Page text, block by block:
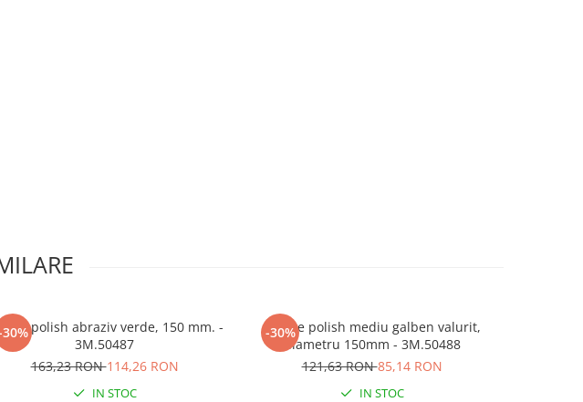
polish abraziv verde, 150 mm. -
3M.50487
163,23 RON114,26 RON
IN STOC
-30%
Burete polish mediu galben valurit,
diametru 150mm - 3M.50488
121,63 RON85,14 RON
IN STOC